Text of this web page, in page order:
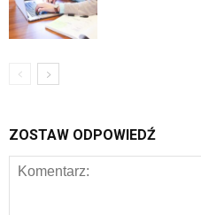
ZOSTAW ODPOWIEDŹ